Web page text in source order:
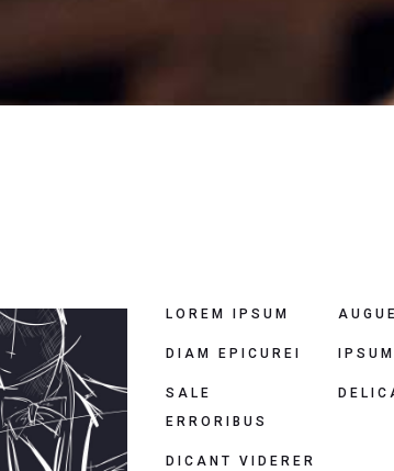
LOREM IPSUM
DIAM EPICUREI
SALE
ERRORIBUS
DICANT VIDERER